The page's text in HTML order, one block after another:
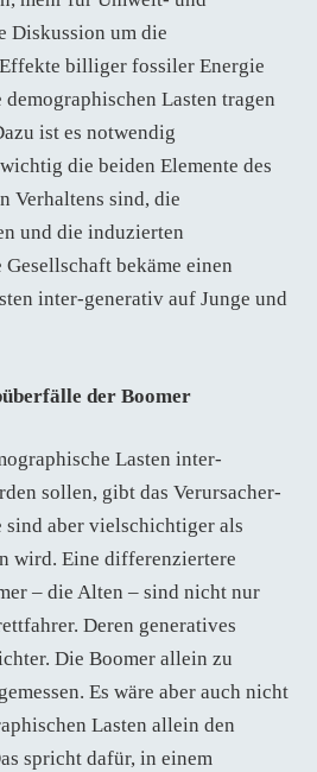
Diskussion um die
billiger fossiler Energie
Lasten tragen
ist es notwendig
die beiden Elemente des
Verhaltens sind, die
und die induzierten
bekäme einen
inter-generativ auf Junge und
der Boomer
Lasten inter-
sollen, gibt das Verursacher-
sind aber vielschichtiger als
wird. Eine differenziertere
– die Alten – sind nicht nur
Deren generatives
Die Boomer allein zu
Es wäre aber auch nicht
Lasten allein den
spricht dafür, in einem